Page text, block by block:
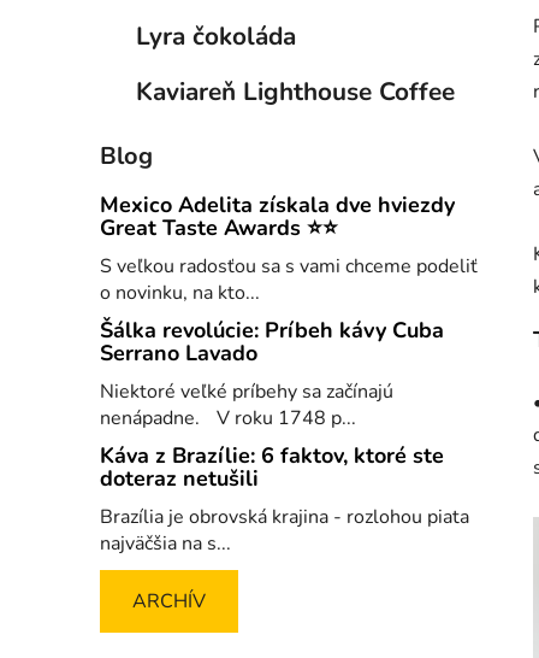
Lyra čokoláda
Kaviareň Lighthouse Coffee
Blog
Mexico Adelita získala dve hviezdy
Great Taste Awards ⭐⭐
S veľkou radosťou sa s vami chceme podeliť
o novinku, na kto...
Šálka revolúcie: Príbeh kávy Cuba
Serrano Lavado
Niektoré veľké príbehy sa začínajú
nenápadne. V roku 1748 p...
Káva z Brazílie: 6 faktov, ktoré ste
doteraz netušili
Brazília je obrovská krajina - rozlohou piata
najväčšia na s...
ARCHÍV